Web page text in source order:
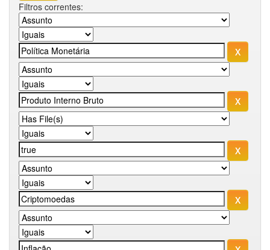
Filtros correntes: